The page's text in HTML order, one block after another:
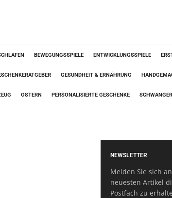
BEWEGUNGSSPIELE ENTWICKLUNGSSPIELE
GESUNDHEIT & ERNÄHRUNG
OSTERN PERSONALISIERTE GESCHENKE
NEWSLETTER
Melden Sie sich
neuesten Artikel
Postfach zu